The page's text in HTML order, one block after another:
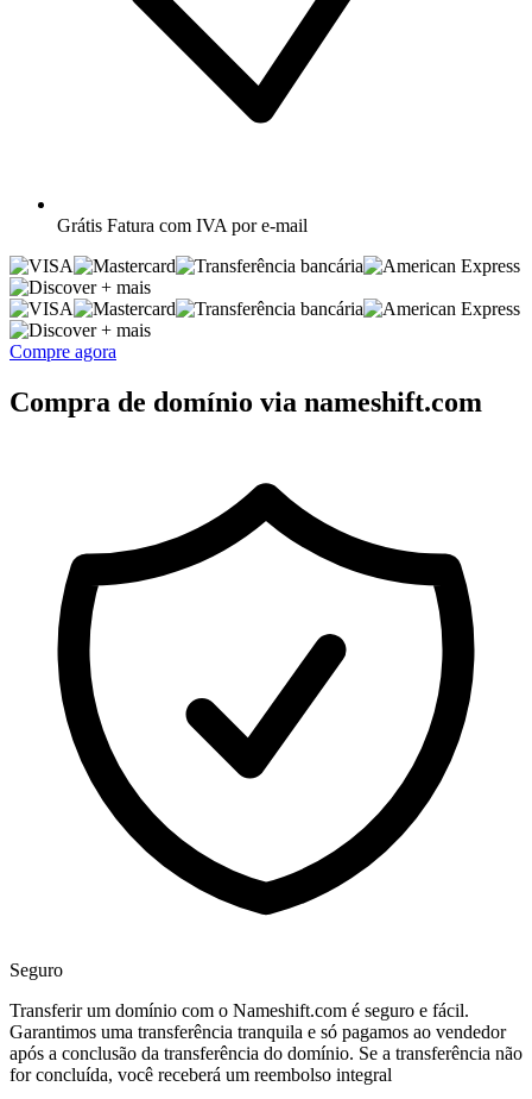
Grátis Fatura com IVA por e-mail
+ mais
+ mais
Compre agora
Compra de domínio via nameshift.com
Seguro
Transferir um domínio com o Nameshift.com é seguro e fácil.
Garantimos uma transferência tranquila e só pagamos ao vendedor
após a conclusão da transferência do domínio. Se a transferência não
for concluída, você receberá um reembolso integral